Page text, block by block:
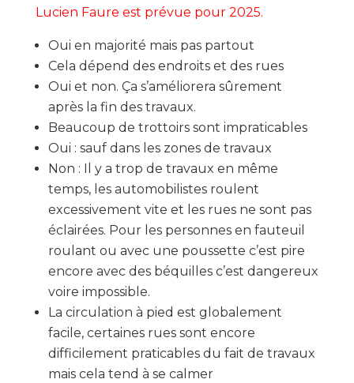
Lucien Faure est prévue pour 2025.
Oui en majorité mais pas partout
Cela dépend des endroits et des rues
Oui et non. Ça s’améliorera sûrement
après la fin des travaux.
Beaucoup de trottoirs sont impraticables
Oui : sauf dans les zones de travaux
Non : Il y a trop de travaux en même
temps, les automobilistes roulent
excessivement vite et les rues ne sont pas
éclairées. Pour les personnes en fauteuil
roulant ou avec une poussette c’est pire
encore avec des béquilles c’est dangereux
voire impossible.
La circulation à pied est globalement
facile, certaines rues sont encore
difficilement praticables du fait de travaux
mais cela tend à se calmer